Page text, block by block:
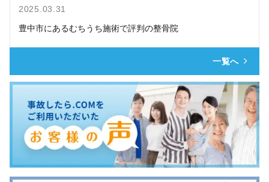
2025.03.31
豊中市にあるむちうち施術で評判の整骨院
一覧へ